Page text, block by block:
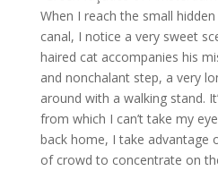
When I reach the small
canal, I notice a very sweet
haired cat accompanies his
and nonchalant step, a very
around with a walking stand.
from which I can’t take my
back home, I take advantage
of crowd to concentrate on